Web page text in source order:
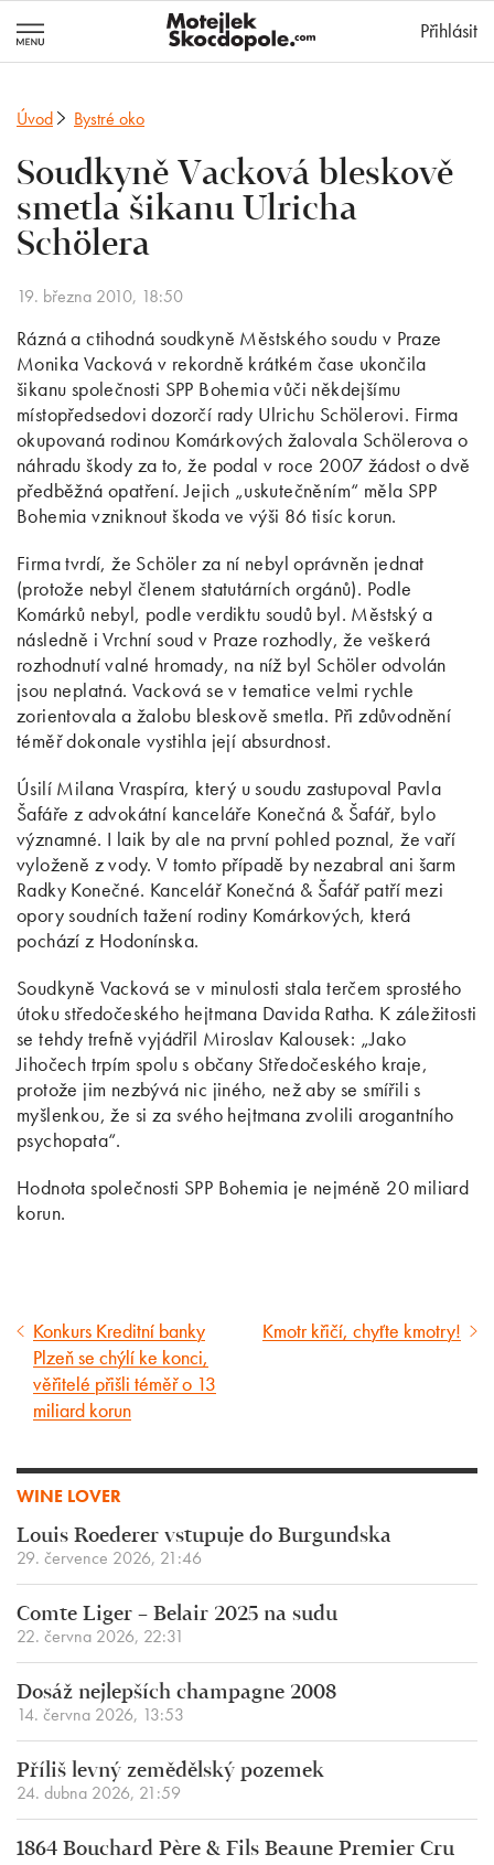
Přihlásit
Úvod Bystré oko
Soudkyně Vacková bleskově
smetla šikanu Ulricha
Schölera
19. března 2010, 18:50
Rázná a ctihodná soudkyně Městského soudu v Praze
Monika Vacková v rekordně krátkém čase ukončila
šikanu společnosti SPP Bohemia vůči někdejšímu
místopředsedovi dozorčí rady Ulrichu Schölerovi. Firma
okupovaná rodinou Komárkových žalovala Schölerova o
náhradu škody za to, že podal v roce 2007 žádost o dvě
předběžná opatření. Jejich „uskutečněním“ měla SPP
Bohemia vzniknout škoda ve výši 86 tisíc korun.
Firma tvrdí, že Schöler za ní nebyl oprávněn jednat
(protože nebyl členem statutárních orgánů). Podle
Komárků nebyl, podle verdiktu soudů byl. Městský a
následně i Vrchní soud v Praze rozhodly, že veškerá
rozhodnutí valné hromady, na níž byl Schöler odvolán
jsou neplatná. Vacková se v tematice velmi rychle
zorientovala a žalobu bleskově smetla. Při zdůvodnění
téměř dokonale vystihla její absurdnost.
Úsilí Milana Vraspíra, který u soudu zastupoval Pavla
Šafáře z advokátní kanceláře Konečná & Šafář, bylo
významné. I laik by ale na první pohled poznal, že vaří
vyloženě z vody. V tomto případě by nezabral ani šarm
Radky Konečné. Kancelář Konečná & Šafář patří mezi
opory soudních tažení rodiny Komárkových, která
pochází z Hodonínska.
Soudkyně Vacková se v minulosti stala terčem sprostého
útoku středočeského hejtmana Davida Ratha. K záležitosti
se tehdy trefně vyjádřil Miroslav Kalousek: „Jako
Jihočech trpím spolu s občany Středočeského kraje,
protože jim nezbývá nic jiného, než aby se smířili s
myšlenkou, že si za svého hejtmana zvolili arogantního
psychopata“.
Hodnota společnosti SPP Bohemia je nejméně 20 miliard
korun.
Předcházející
článek
Konkurs Kreditní banky
Plzeň se chýlí ke konci,
věřitelé přišli téměř o 13
miliard korun
Následující
Kmotr křičí, chyťte kmotry!
WINE LOVER
Louis Roederer vstupuje do Burgundska
29. července 2026, 21:46
Comte Liger – Belair 2025 na sudu
22. června 2026, 22:31
Dosáž nejlepších champagne 2008
14. června 2026, 13:53
Příliš levný zemědělský pozemek
24. dubna 2026, 21:59
1864 Bouchard Père & Fils Beaune Premier Cru